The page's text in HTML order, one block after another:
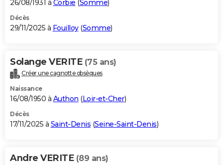
26/08/1931 à Corbie (Somme)
Décès
29/11/2025 à Fouilloy(Somme)
Solange VERITE (75 ans)
Créer une cagnotte obsèques
Naissance
16/08/1950 à Authon (Loir-et-Cher)
Décès
17/11/2025 à Saint-Denis (Seine-Saint-Denis)
Andre VERITE (89 ans)